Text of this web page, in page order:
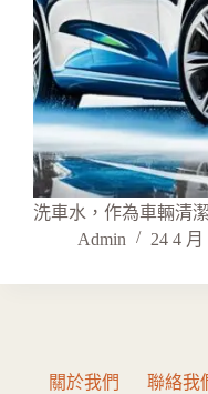
洗車水，作為車輛清
Admin
24 4 月
關於我們 聯絡我